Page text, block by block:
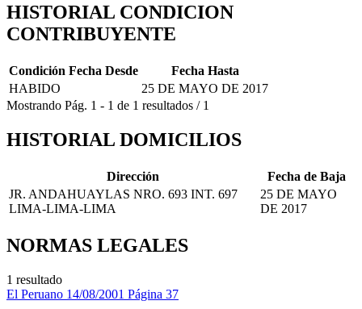
HISTORIAL CONDICION
CONTRIBUYENTE
Condición Fecha Desde
Fecha Hasta
HABIDO
25 DE MAYO DE 2017
Mostrando Pág. 1 - 1 de 1 resultados / 1
HISTORIAL DOMICILIOS
Dirección
Fecha de Baja
JR. ANDAHUAYLAS NRO. 693 INT. 697
LIMA-LIMA-LIMA
25 DE MAYO
DE 2017
NORMAS LEGALES
1 resultado
El Peruano 14/08/2001 Página 37